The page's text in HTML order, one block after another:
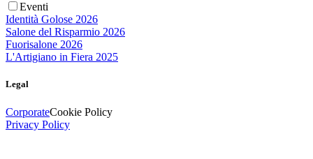
Eventi
Identità Golose 2026
Salone del Risparmio 2026
Fuorisalone 2026
L'Artigiano in Fiera 2025
Legal
CorporateCookie Policy
Privacy Policy